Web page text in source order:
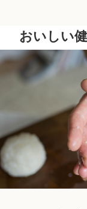
おいしい